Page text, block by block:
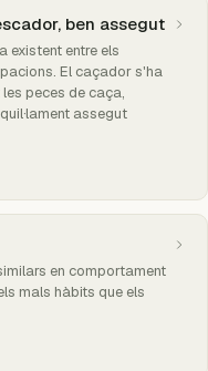
ben assegut
existent entre els
El caçador s'ha
peces de caça,
assegut
en comportament
mals hàbits que els